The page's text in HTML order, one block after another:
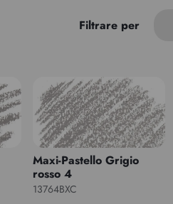
Filtrare per
Maxi-Pastello Grigio
rosso 4
13764BXC